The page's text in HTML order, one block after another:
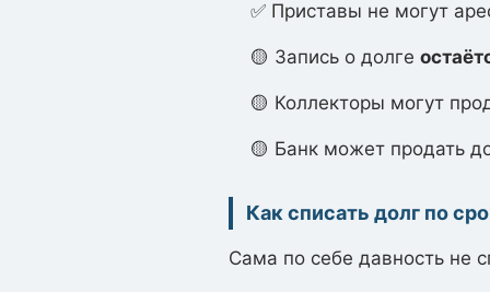
✅ Приставы не могут
🟡 Запись о долге
🟡 Коллекторы могут
🟡 Банк может продать
Как списать долг по
Сама по себе давность не